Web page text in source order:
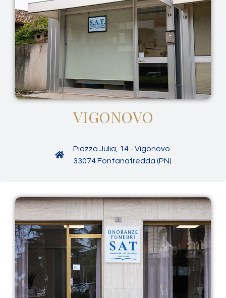
VIGONOVO
Piazza Julia, 14 - Vigonovo
33074 Fontanafredda (PN)